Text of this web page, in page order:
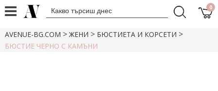
0
AVENUE-BG.COM >ЖЕНИ > БЮСТИЕТА И КОРСЕТИ >
БЮСТИЕ ЧЕРНО С КАМЪНИ